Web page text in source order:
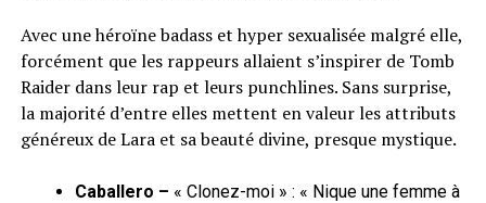
Avec une héroïne badass et hyper sexualisée malgré elle,
forcément que les rappeurs allaient s’inspirer de Tomb
Raider dans leur rap et leurs punchlines. Sans surprise,
la majorité d’entre elles mettent en valeur les attributs
généreux de Lara et sa beauté divine, presque mystique.
Caballero – « Clonez-moi » : « Nique une femme à